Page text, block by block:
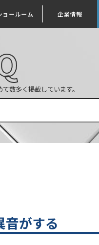
ョールーム 企業情報
数多く掲載しています。
音がする